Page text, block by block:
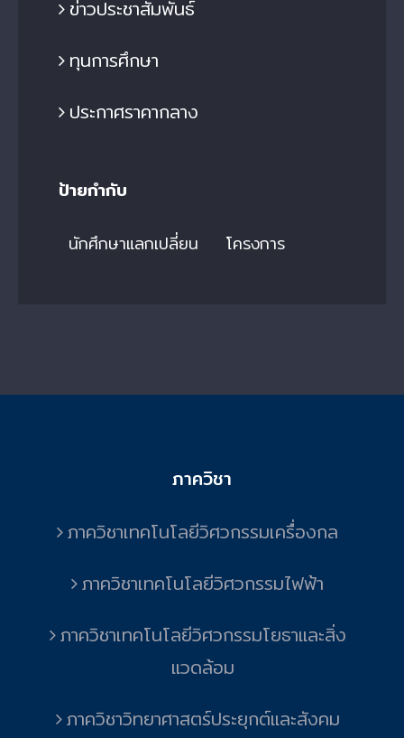
ข่าวประชาสัมพันธ์
ทุนการศึกษา
ประกาศราคากลาง
ป้ายกำกับ
นักศึกษาแลกเปลี่ยน โครงการ
ภาควิชา
ภาควิชาเทคโนโลยีวิศวกรรมเครื่องกล
ภาควิชาเทคโนโลยีวิศวกรรมไฟฟ้า
ภาควิชาเทคโนโลยีวิศวกรรมโยธาและสิ่ง
แวดล้อม
ภาควิชาวิทยาศาสตร์ประยุกต์และสังคม